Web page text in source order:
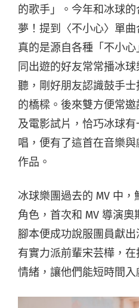
的歌手」。今年和冰球
夢！提到〈不小心〉單
真的是源自各種「不小
同出遊的好友常常播冰
聽，剛好朋友認識鼓手
的橋樑。後來雙方便常
及電影試片，恰巧冰球
唱，便有了這首在音樂
作品。
冰球樂團過去的 MV 中
角色，首次和 MV 導演
腳本便成功說服團員獻
有實力派前輩宋芸樺，
情緒，讓他們能短時間入